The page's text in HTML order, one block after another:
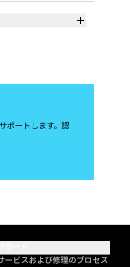
ポートします。認
ービスおよび修理のプロセス